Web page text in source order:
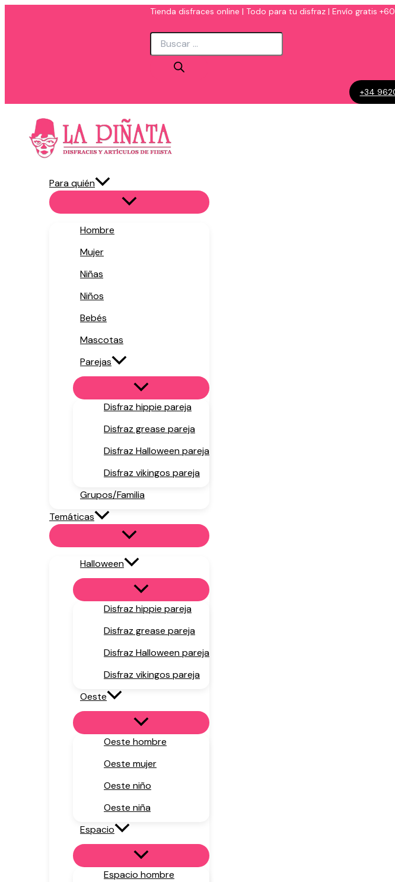
Tienda disfraces online | Todo para tu disfraz | Envío gratis +60
Búsqueda
productos
+34
Para quién
Hombre
Mujer
Niñas
Niños
Bebés
Mascotas
Parejas
Disfraz hippie pareja
Disfraz grease pareja
Disfraz Halloween pareja
Disfraz vikingos pareja
Grupos/Familia
Temáticas
Halloween
Disfraz hippie pareja
Disfraz grease pareja
Disfraz Halloween pareja
Disfraz vikingos pareja
Oeste
Oeste hombre
Oeste mujer
Oeste niño
Oeste niña
Espacio
Espacio hombre